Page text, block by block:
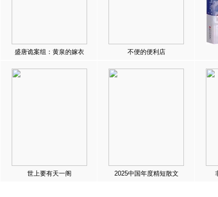
盛唐诡案组：黄泉的嫁衣 不便的便利店
世上要有天一阁 2025中国年度精短散文